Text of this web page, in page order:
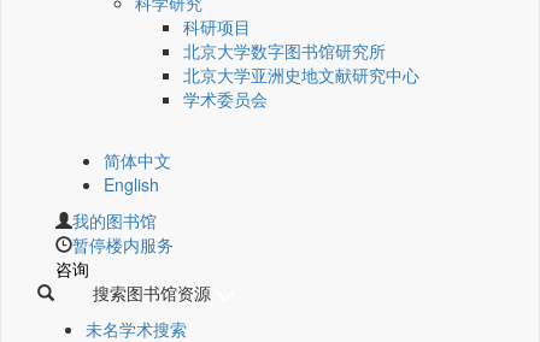
科研项目
北京大学数字图书馆研究所
北京大学亚洲史地文献研究中心
学术委员会
简体中文
English
我的图书馆
暂停楼内服务
咨询
搜索图书馆资源
未名学术搜索